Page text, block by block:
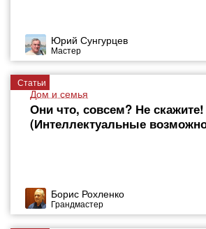
Юрий Сунгурцев
Мастер
Статьи
Дом и семья
Они что, совсем? Не скажите!
(Интеллектуальные
Борис Рохленко
Грандмастер